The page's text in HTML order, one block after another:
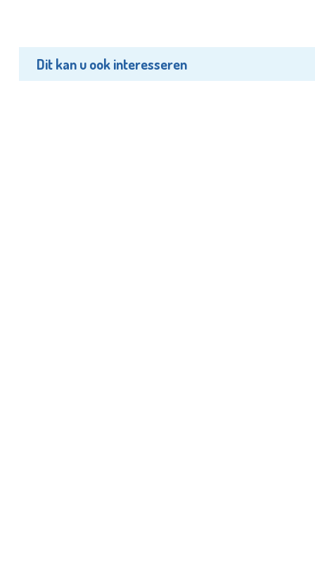
Dit kan u ook interesseren